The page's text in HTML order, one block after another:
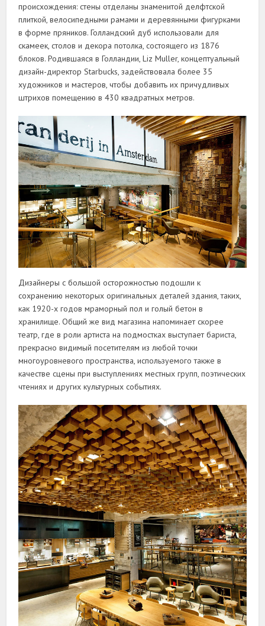
происхождения: стены отделаны знаменитой делфтской
плиткой, велосипедными рамами и деревянными фигурками
в форме пряников. Голландский дуб использовали для
скамеек, столов и декора потолка, состоящего из 1876
блоков. Родившаяся в Голландии, Liz Muller, концептуальный
дизайн-директор Starbucks, задействовала более 35
художников и мастеров, чтобы добавить их причудливых
штрихов помещению в 430 квадратных метров.
Дизайнеры с большой осторожностью подошли к
сохранению некоторых оригинальных деталей здания, таких,
как 1920-х годов мраморный пол и голый бетон в
хранилище. Общий же вид магазина напоминает скорее
театр, где в роли артиста на подмостках выступает бариста,
прекрасно видимый посетителям из любой точки
многоуровневого пространства, используемого также в
качестве сцены при выступлениях местных групп, поэтических
чтениях и других культурных событиях.